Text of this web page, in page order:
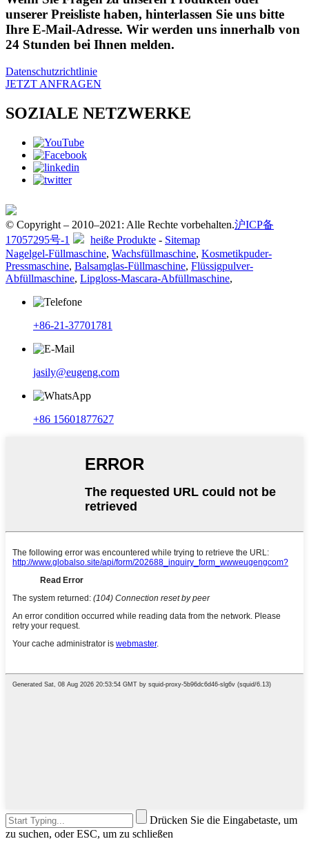
unserer Preisliste haben, hinterlassen Sie uns bitte
Ihre E-Mail-Adresse. Wir werden uns innerhalb von
24 Stunden bei Ihnen melden.
Datenschutzrichtlinie
JETZT ANFRAGEN
SOZIALE NETZWERKE
© Copyright – 2010–2021: Alle Rechte vorbehalten.沪ICP备
17057295号-1
heiße Produkte - Sitemap
Nagelgel-Füllmaschine, Wachsfüllmaschine, Kosmetikpuder-
Pressmaschine, Balsamglas-Füllmaschine, Flüssigpulver-
Abfüllmaschine, Lipgloss-Mascara-Abfüllmaschine,
+86-21-37701781
jasily@eugeng.com
+86 15601877627
Drücken Sie die Eingabetaste, um
zu suchen, oder ESC, um zu schließen